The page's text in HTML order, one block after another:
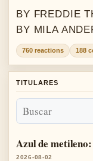
BY FREDDIE
BY MILA
760 reactions 188
TITULARES
Azul de
2026-08-02